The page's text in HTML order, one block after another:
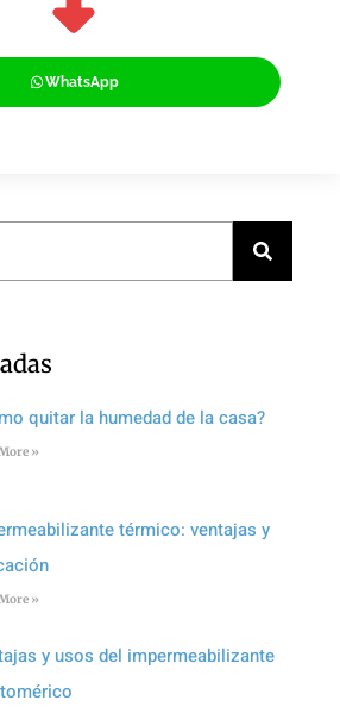
WhatsApp
quitar la humedad de la casa?
»
térmico: ventajas y
»
y usos del impermeabilizante